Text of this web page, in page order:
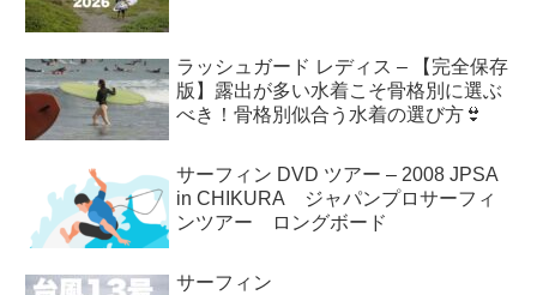
ラッシュガード レディス – 【完全保存
版】露出が多い水着こそ骨格別に選ぶ
べき！骨格別似合う水着の選び方👙
サーフィン DVD ツアー – 2008 JPSA
in CHIKURA ジャパンプロサーフィ
ンツアー ロングボード
サーフィン